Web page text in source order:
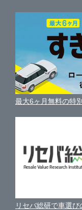
中古車人気ランキ
自動車ローンを調
ガリバーの自動車
車買い替えの基礎
近くのお店で車を
車を売る時よくあ
便利な査定サービ
中古車買取相場（
車の個人売買ガイ
新車・中古車カタ
車の燃費を調べる
車種別クチコミ
車比較サイト
サイトマップ
サイトの使用条件
利用規約
保険代理店業務に
古物営業法に基づ
最大6ヶ月無料の特
リセバ総研で車選び